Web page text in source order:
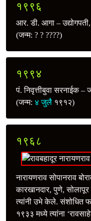
१९९६
आर. डी. आगा –
(जन्म: ? ? ????)
१९९४
पं. निवृत्तीबुवा सरनाईक –
(जन्म: ४ जुलै १९१२)
१९६८
नारायणराव सोपानराव
कारखानदार, पुणे,
त्यांनी उभे केले. संशोधित
१९३३ मध्ये त्यांना